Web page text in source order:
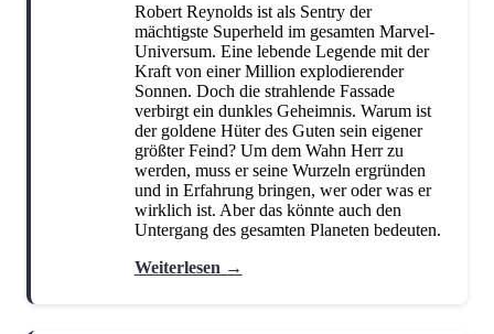
(18) Vorlesebuch(1) Weihnachten
Young Adult(4)
Robert Reynolds ist als Sentry der
mächtigste Superheld im gesamten Marvel-
Universum. Eine lebende Legende mit der
Kraft von einer Million explodierender
Sonnen. Doch die strahlende Fassade
verbirgt ein dunkles Geheimnis. Warum ist
der goldene Hüter des Guten sein eigener
größter Feind? Um dem Wahn Herr zu
werden, muss er seine Wurzeln ergründen
und in Erfahrung bringen, wer oder was er
wirklich ist. Aber das könnte auch den
Untergang des gesamten Planeten bedeuten.
Weiterlesen →